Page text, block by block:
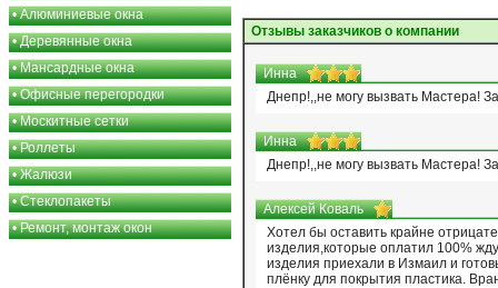
•Алюминиевые окна
•Деревянные окна
•Мансардные окна
•Офисные перегородки
•Москитные сетки
•Роллеты
•Жалюзи
•Стеклопакеты
•Ремонт, монтаж окон
Отзывы заказчиков о компании
Инна
Днепр!,,не могу вызвать Мастера!
Инна
Днепр!,,не могу вызвать Мастера!
Алексей Коваль
Хотел бы оставить крайне
изделия,которые оплатил 100%
изделия приехали в Измаил и
плёнку для покрытия пластика.